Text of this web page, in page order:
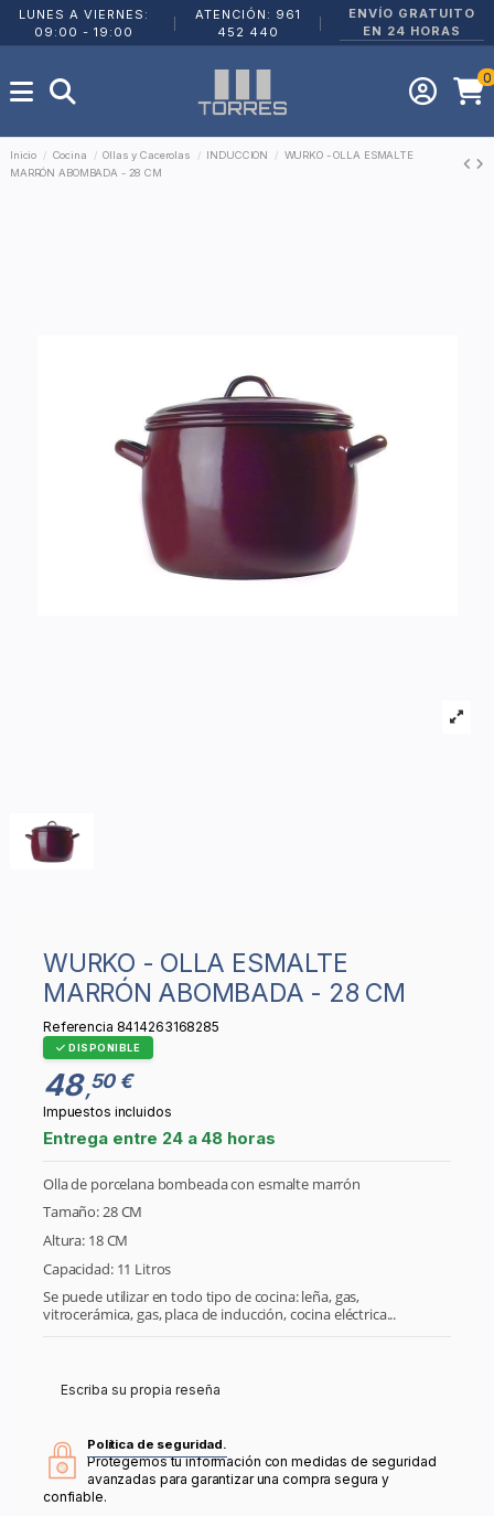
LUNES A VIERNES:
09:00 - 19:00
ATENCIÓN: 961
452 440
ENVÍO GRATUITO
EN 24 HORAS
0
Inicio Cocina Ollas y Cacerolas INDUCCION
WURKO - OLLA ESMALTE
MARRÓN ABOMBADA - 28 CM
WURKO - OLLA ESMALTE
MARRÓN ABOMBADA - 28 CM
Referencia 8414263168285
DISPONIBLE
48 ,50 €
Impuestos incluidos
Entrega entre 24 a 48 horas
Olla de porcelana bombeada con esmalte marrón
Tamaño: 28 CM
Altura: 18 CM
Capacidad: 11 Litros
Se puede utilizar en todo tipo de cocina: leña, gas,
vitrocerámica, gas, placa de inducción, cocina eléctrica...
Escriba su propia reseña
Política de seguridad.
Protegemos tu información con medidas de seguridad
avanzadas para garantizar una compra segura y
confiable.